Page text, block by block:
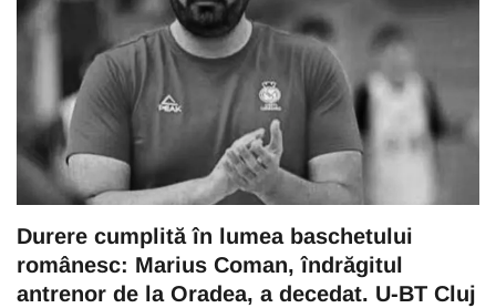
Durere cumplită în lumea baschetului
românesc: Marius Coman, îndrăgitul
antrenor de la Oradea, a decedat. U-BT Cluj